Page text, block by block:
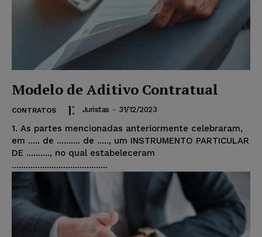
Modelo de Aditivo Contratual
CONTRATOS Juristas - 31/12/2023
1. As partes mencionadas anteriormente celebraram,
em ..... de .......... de ....., um INSTRUMENTO PARTICULAR
DE .........., no qual estabeleceram
.........................................